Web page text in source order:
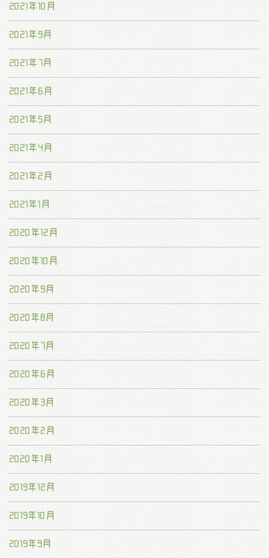
2021年10月
2021年9月
2021年7月
2021年6月
2021年5月
2021年4月
2021年2月
2021年1月
2020年12月
2020年10月
2020年9月
2020年8月
2020年7月
2020年6月
2020年3月
2020年2月
2020年1月
2019年12月
2019年10月
2019年9月